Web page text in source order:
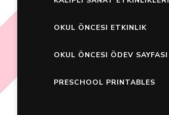
OKUL ÖNCESI ETKINLIK
OKUL ÖNCESI ÖDEV SAYFASI
PRESCHOOL PRINTABLES